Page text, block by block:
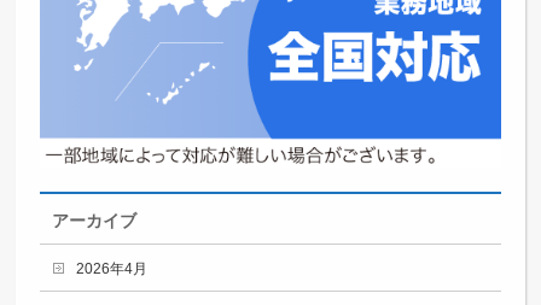
アーカイブ
2026年4月